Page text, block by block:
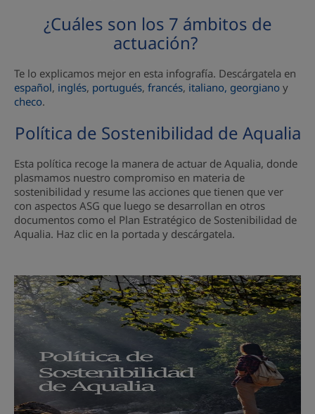
¿Cuáles son los 7 ámbitos de
actuación?
Te lo explicamos mejor en esta infografía. Descárgatela en
español, inglés, portugués, francés, italiano, georgiano y
checo.
Política de Sostenibilidad de Aqualia
Esta política recoge la manera de actuar de Aqualia, donde
plasmamos nuestro compromiso en materia de
sostenibilidad y resume las acciones que tienen que ver
con aspectos ASG que luego se desarrollan en otros
documentos como el Plan Estratégico de Sostenibilidad de
Aqualia. Haz clic en la portada y descárgatela.